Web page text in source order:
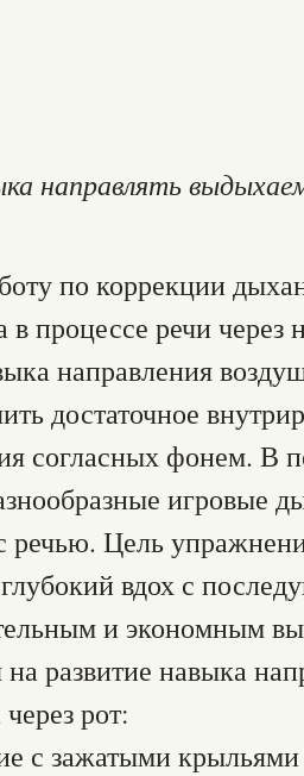
направлять
по коррекции
в процессе речи через
направления
достаточное
согласных фонем. В
игровые
речью. Цель
вдох с
и экономным
развитие навыка
рот:
с зажатыми